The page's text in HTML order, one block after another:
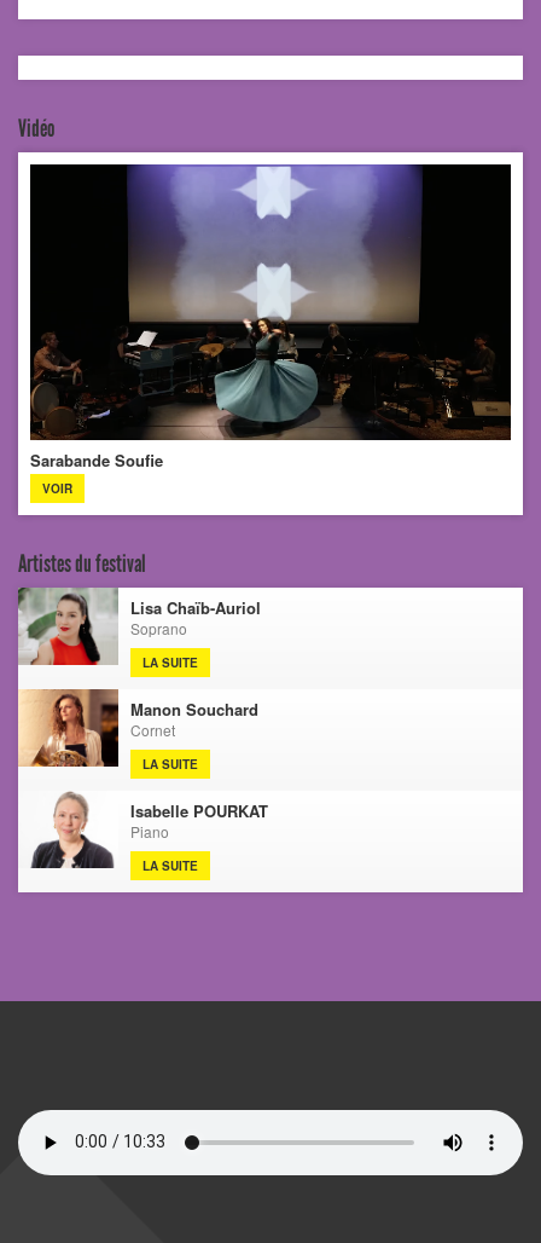
Vidéo
Sarabande Soufie
VOIR
Artistes du festival
Lisa Chaïb-Auriol
Soprano
LA SUITE
Manon Souchard
Cornet
LA SUITE
Isabelle POURKAT
Piano
LA SUITE